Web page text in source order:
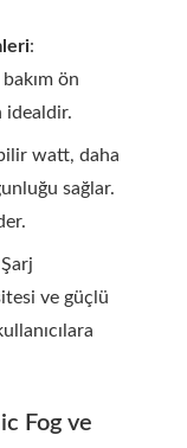
:
ön
idealdir.
watt, daha
sağlar.
ve güçlü
Fog ve